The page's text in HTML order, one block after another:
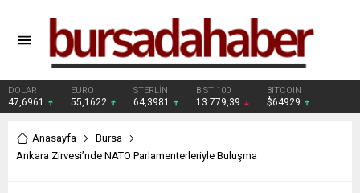
DOLAR
47,6961
EURO
55,1622
STERLİN
64,3981
BIST 100
13.779,39
BITCOIN
$64929
Anasayfa
Bursa
Ankara Zirvesi’nde NATO Parlamenterleriyle Buluşma